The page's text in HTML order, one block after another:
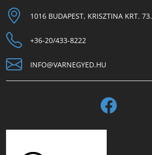
1016 BUDAPEST, KRISZTINA KRT. 73.
+36-20/433-8222
INFO@VARNEGYED.HU